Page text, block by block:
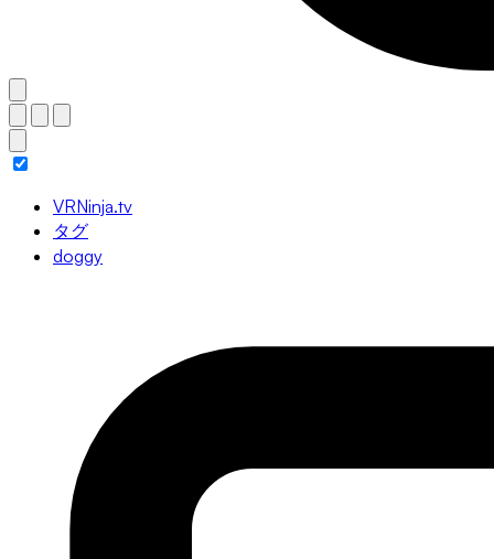
VRNinja.tv
タグ
doggy